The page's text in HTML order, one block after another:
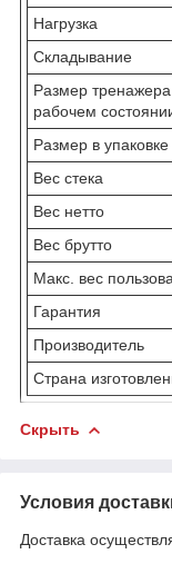
Нагрузка
Складывание
Размер
рабочем
Размер в
Вес стека
Вес нетто
Вес брутто
Макс. вес
Гарантия
Производитель
Страна
Скрыть
Условия
Доставка